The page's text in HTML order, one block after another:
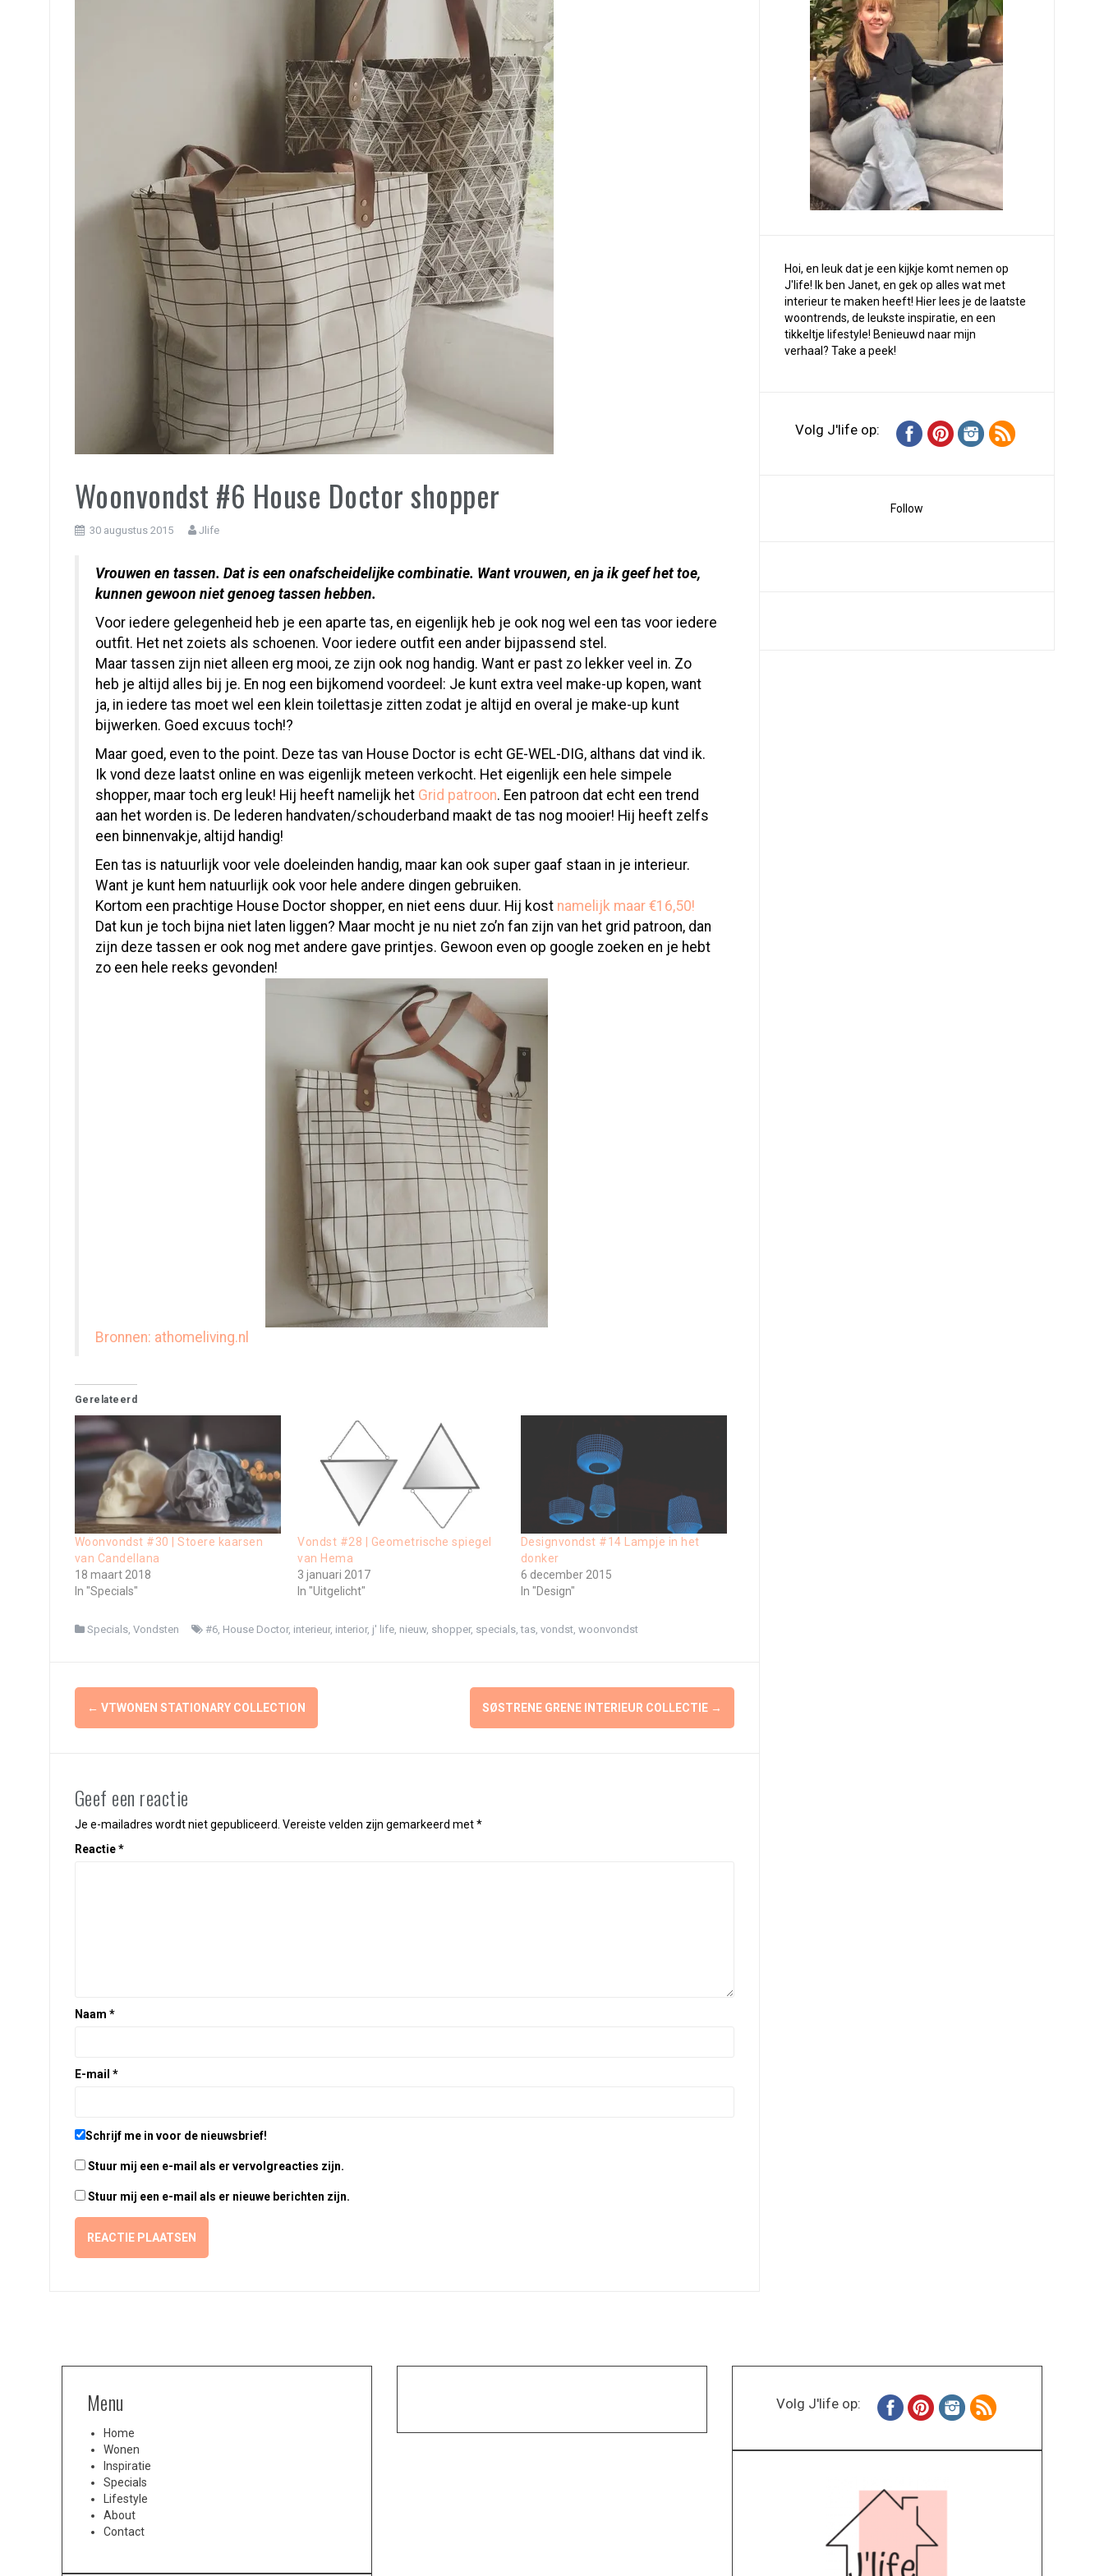
Woonvondst #6 House Doctor shopper
30 augustus 2015 Jlife
Vrouwen en tassen. Dat is een onafscheidelijke combinatie. Want vrouwen, en ja ik geef het toe,
kunnen gewoon niet genoeg tassen hebben.
Voor iedere gelegenheid heb je een aparte tas, en eigenlijk heb je ook nog wel een tas voor iedere
outfit. Het net zoiets als schoenen. Voor iedere outfit een ander bijpassend stel.
Maar tassen zijn niet alleen erg mooi, ze zijn ook nog handig. Want er past zo lekker veel in. Zo
heb je altijd alles bij je. En nog een bijkomend voordeel: Je kunt extra veel make-up kopen, want
ja, in iedere tas moet wel een klein toilettasje zitten zodat je altijd en overal je make-up kunt
bijwerken. Goed excuus toch!?
Maar goed, even to the point. Deze tas van House Doctor is echt GE-WEL-DIG, althans dat vind ik.
Ik vond deze laatst online en was eigenlijk meteen verkocht. Het eigenlijk een hele simpele
shopper, maar toch erg leuk! Hij heeft namelijk het Grid patroon. Een patroon dat echt een trend
aan het worden is. De lederen handvaten/schouderband maakt de tas nog mooier! Hij heeft zelfs
een binnenvakje, altijd handig!
Een tas is natuurlijk voor vele doeleinden handig, maar kan ook super gaaf staan in je interieur.
Want je kunt hem natuurlijk ook voor hele andere dingen gebruiken.
Kortom een prachtige House Doctor shopper, en niet eens duur. Hij kost namelijk maar €16,50!
Dat kun je toch bijna niet laten liggen? Maar mocht je nu niet zo’n fan zijn van het grid patroon, dan
zijn deze tassen er ook nog met andere gave printjes. Gewoon even op google zoeken en je hebt
zo een hele reeks gevonden!
Bronnen: athomeliving.nl
Gerelateerd
Woonvondst #30 | Stoere kaarsen
van Candellana
18 maart 2018
In "Specials"
Vondst #28 | Geometrische spiegel
van Hema
3 januari 2017
In "Uitgelicht"
Designvondst #14 Lampje in het
donker
6 december 2015
In "Design"
Specials, Vondsten #6, House Doctor, interieur, interior, j' life, nieuw, shopper, specials,tas, vondst, woonvondst
Berichtnavigatie
← VTWONEN STATIONARY COLLECTION SØSTRENE GRENE INTERIEUR COLLECTIE →
Geef een reactie
Je e-mailadres wordt niet gepubliceerd. Vereiste velden zijn gemarkeerd met*
Reactie*
Naam *
E-mail *
Schrijf me in voor de nieuwsbrief!
Stuur mij een e-mail als er vervolgreacties zijn.
Stuur mij een e-mail als er nieuwe berichten zijn.
Hoi, en leuk dat je een kijkje komt nemen op
J'life! Ik ben Janet, en gek op alles wat met
interieur te maken heeft! Hier lees je de laatste
woontrends, de leukste inspiratie, en een
tikkeltje lifestyle! Benieuwd naar mijn
verhaal? Take a peek!
Volg J'life op:
Follow
Menu
Home
Wonen
Inspiratie
Specials
Lifestyle
About
Contact
Volg J'life op: